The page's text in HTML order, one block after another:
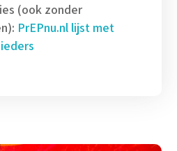
(ook zonder
PrEPnu.nl lijst met